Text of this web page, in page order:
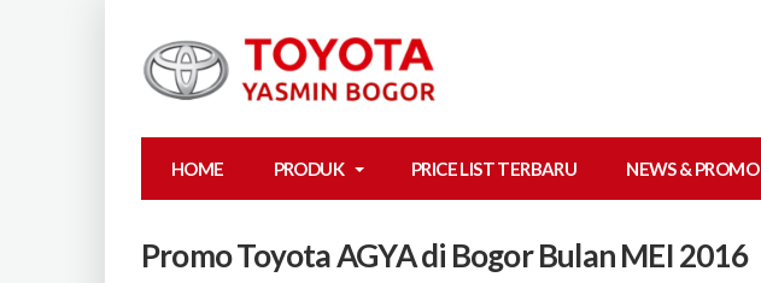
HOME PRODUK PRICE LIST TERBARU NEWS & PROMO
Promo Toyota AGYA di Bogor Bulan MEI 2016